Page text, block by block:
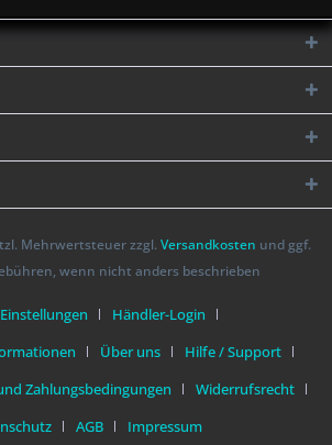
Mehrwertsteuer zzgl. Versandkosten und ggf.
wenn nicht anders beschrieben
Händler-Login
Über uns
Hilfe / Support
Zahlungsbedingungen
Widerrufsrecht
AGB Impressum